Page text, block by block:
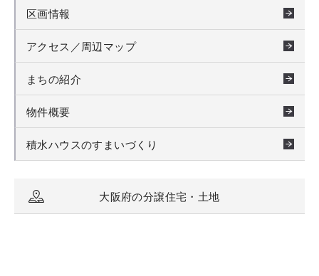
区画情報
アクセス／周辺マップ
まちの紹介
物件概要
積水ハウスのすまいづくり
大阪府の分譲住宅・土地